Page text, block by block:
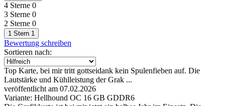
4 Sterne 0
3 Sterne 0
2 Sterne 0
1 Stern 1
Bewertung schreiben
Sortieren nach:
Top Karte, bei mir tritt gottseidank kein Spulenfieben auf. Die
Lautstärke und Kühlleistung der Grak ...
veröffentlicht am 07.02.2026
Variante: Hellhound OC 16 GB GDDR6